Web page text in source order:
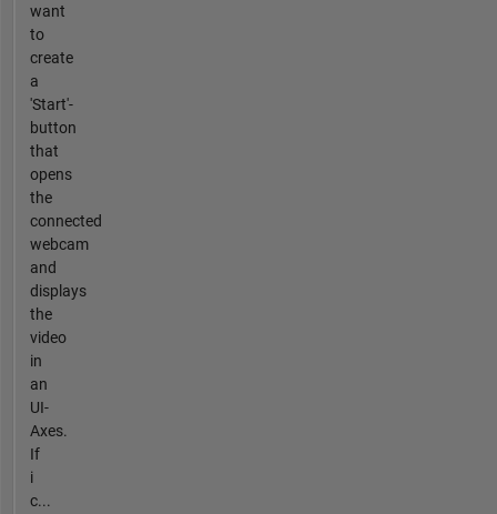
want
to
create
a
'Start'-
button
that
opens
the
connected
webcam
and
displays
the
video
in
an
UI-
Axes.
If
i
c...